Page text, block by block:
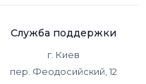
Служба поддержки
г. Киев
пер. Феодосийский, 12